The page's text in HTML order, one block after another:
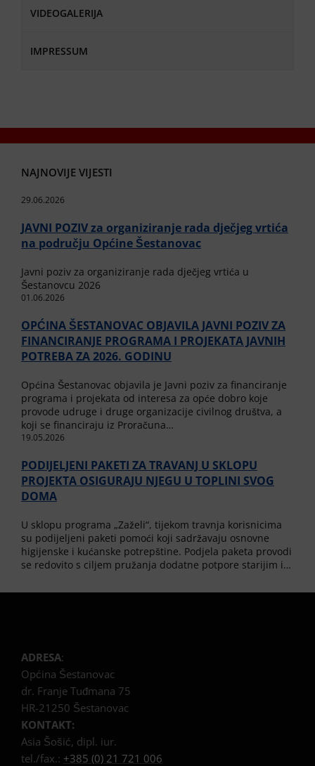
VIDEOGALERIJA
IMPRESSUM
NAJNOVIJE VIJESTI
29.06.2026
JAVNI POZIV za organiziranje rada dječjeg vrtića
na području Općine Šestanovac
Javni poziv za organiziranje rada dječjeg vrtića u
Šestanovcu 2026
01.06.2026
OPĆINA ŠESTANOVAC OBJAVILA JAVNI POZIV ZA
FINANCIRANJE PROGRAMA I PROJEKATA JAVNIH
POTREBA ZA 2026. GODINU
Općina Šestanovac objavila je Javni poziv za financiranje
programa i projekata od interesa za opće dobro koje
provode udruge i druge organizacije civilnog društva, a
koji se financiraju iz Proračuna…
19.05.2026
PODIJELJENI PAKETI ZA TRAVANJ U SKLOPU
PROJEKTA OSIGURAJU NJEGU U TOPLINI SVOG
DOMA
U sklopu programa „Zaželi“, tijekom travnja korisnicima
su podijeljeni paketi pomoći koji sadržavaju osnovne
higijenske i kućanske potrepštine. Podjela paketa provodi
se redovito s ciljem pružanja dodatne potpore starijim i…
ADRESA:
Općina Šestanovac
dr. Franje Tuđmana 75
HR-21250 Šestanovac
KONTAKT:
Asia Šošić, dipl. iur.
tel./fax.: +385 (0) 21 721 006